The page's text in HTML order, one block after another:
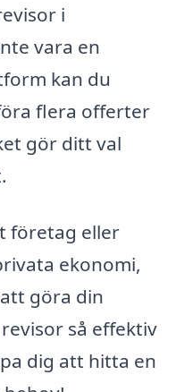
i
vara en
kan du
flera offerter
gör ditt val
företag eller
ekonomi,
göra din
så effektiv
dig att hitta en